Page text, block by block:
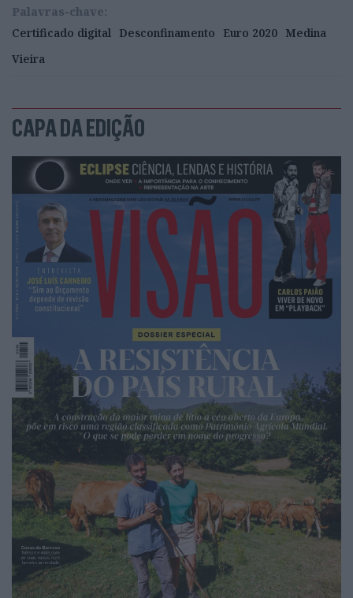
Palavras-chave:
Certificado digital Desconfinamento Euro 2020 Medina
Vieira
CAPA DA EDIÇÃO